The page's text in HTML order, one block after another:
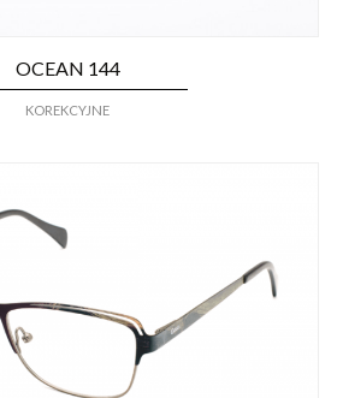
OCEAN 144
KOREKCYJNE